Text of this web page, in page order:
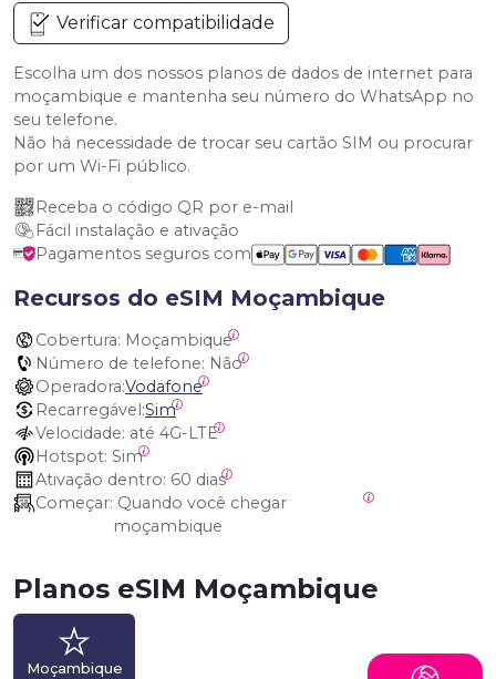
Verificar compatibilidade
Escolha um dos nossos planos de dados de internet para
moçambique e mantenha seu número do WhatsApp no
seu telefone.
Não há necessidade de trocar seu cartão SIM ou procurar
por um Wi-Fi público.
Receba o código QR por e-mail
Fácil instalação e ativação
Pagamentos seguros com
Recursos do eSIM Moçambique
Cobertura: Moçambique
Número de telefone: Não
Operadora:Vodafone
Recarregável:Sim
Velocidade: até 4G-LTE
Hotspot: Sim
Ativação dentro: 60 dias
Começar:
moçambique
Planos eSIM Moçambique
Moçambique